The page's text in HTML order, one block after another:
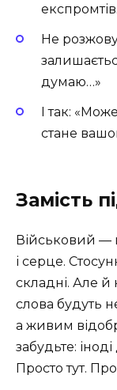
експромтів.
Не
думаю…»
І так:
стане
Замість
Військовий —
і серце.
складні. Але й
слова будуть
а живим
забудьте:
Просто тут.